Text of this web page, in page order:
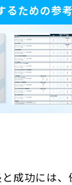
るための参
成功には、